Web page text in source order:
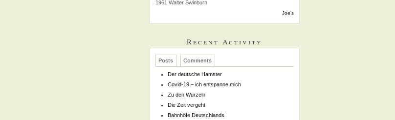
1961 Walter Swinburn
Joe's
Recent Activity
Posts Comments
Der deutsche Hamster
Covid-19 – ich entspanne mich
Zu den Wurzeln
Die Zeit vergeht
Bahnhöfe Deutschlands